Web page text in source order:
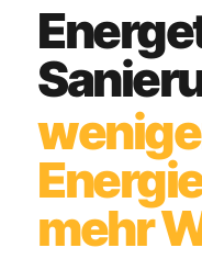
mehr